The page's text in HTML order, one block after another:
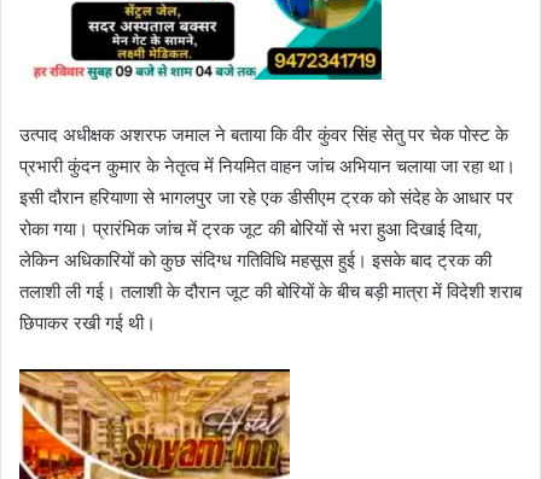
उत्पाद अधीक्षक अशरफ जमाल ने बताया कि वीर कुंवर सिंह सेतु पर चेक पोस्ट के
प्रभारी कुंदन कुमार के नेतृत्व में नियमित वाहन जांच अभियान चलाया जा रहा था।
इसी दौरान हरियाणा से भागलपुर जा रहे एक डीसीएम ट्रक को संदेह के आधार पर
रोका गया। प्रारंभिक जांच में ट्रक जूट की बोरियों से भरा हुआ दिखाई दिया,
लेकिन अधिकारियों को कुछ संदिग्ध गतिविधि महसूस हुई। इसके बाद ट्रक की
तलाशी ली गई। तलाशी के दौरान जूट की बोरियों के बीच बड़ी मात्रा में विदेशी शराब
छिपाकर रखी गई थी।